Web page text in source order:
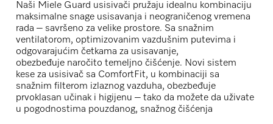
Naši Miele Guard usisivači pružaju idealnu kombinaciju
maksimalne snage usisavanja i neograničenog vremena
rada – savršeno za velike prostore. Sa snažnim
ventilatorom, optimizovanim vazdušnim putevima i
odgovarajućim četkama za usisavanje,
obezbeđuje naročito temeljno čišćenje. Novi sistem
kese za usisivač sa ComfortFit, u kombinaciji sa
snažnim filterom izlaznog vazduha, obezbeđuje
prvoklasan učinak i higijenu – tako da možete da uživate
u pogodnostima pouzdanog, snažnog čišćenja